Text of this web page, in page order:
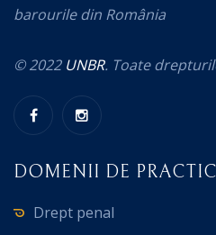
barourile din România
© 2022 UNBR. Toate
DOMENII DE
Drept penal